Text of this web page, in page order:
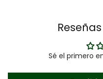
Sé el primero